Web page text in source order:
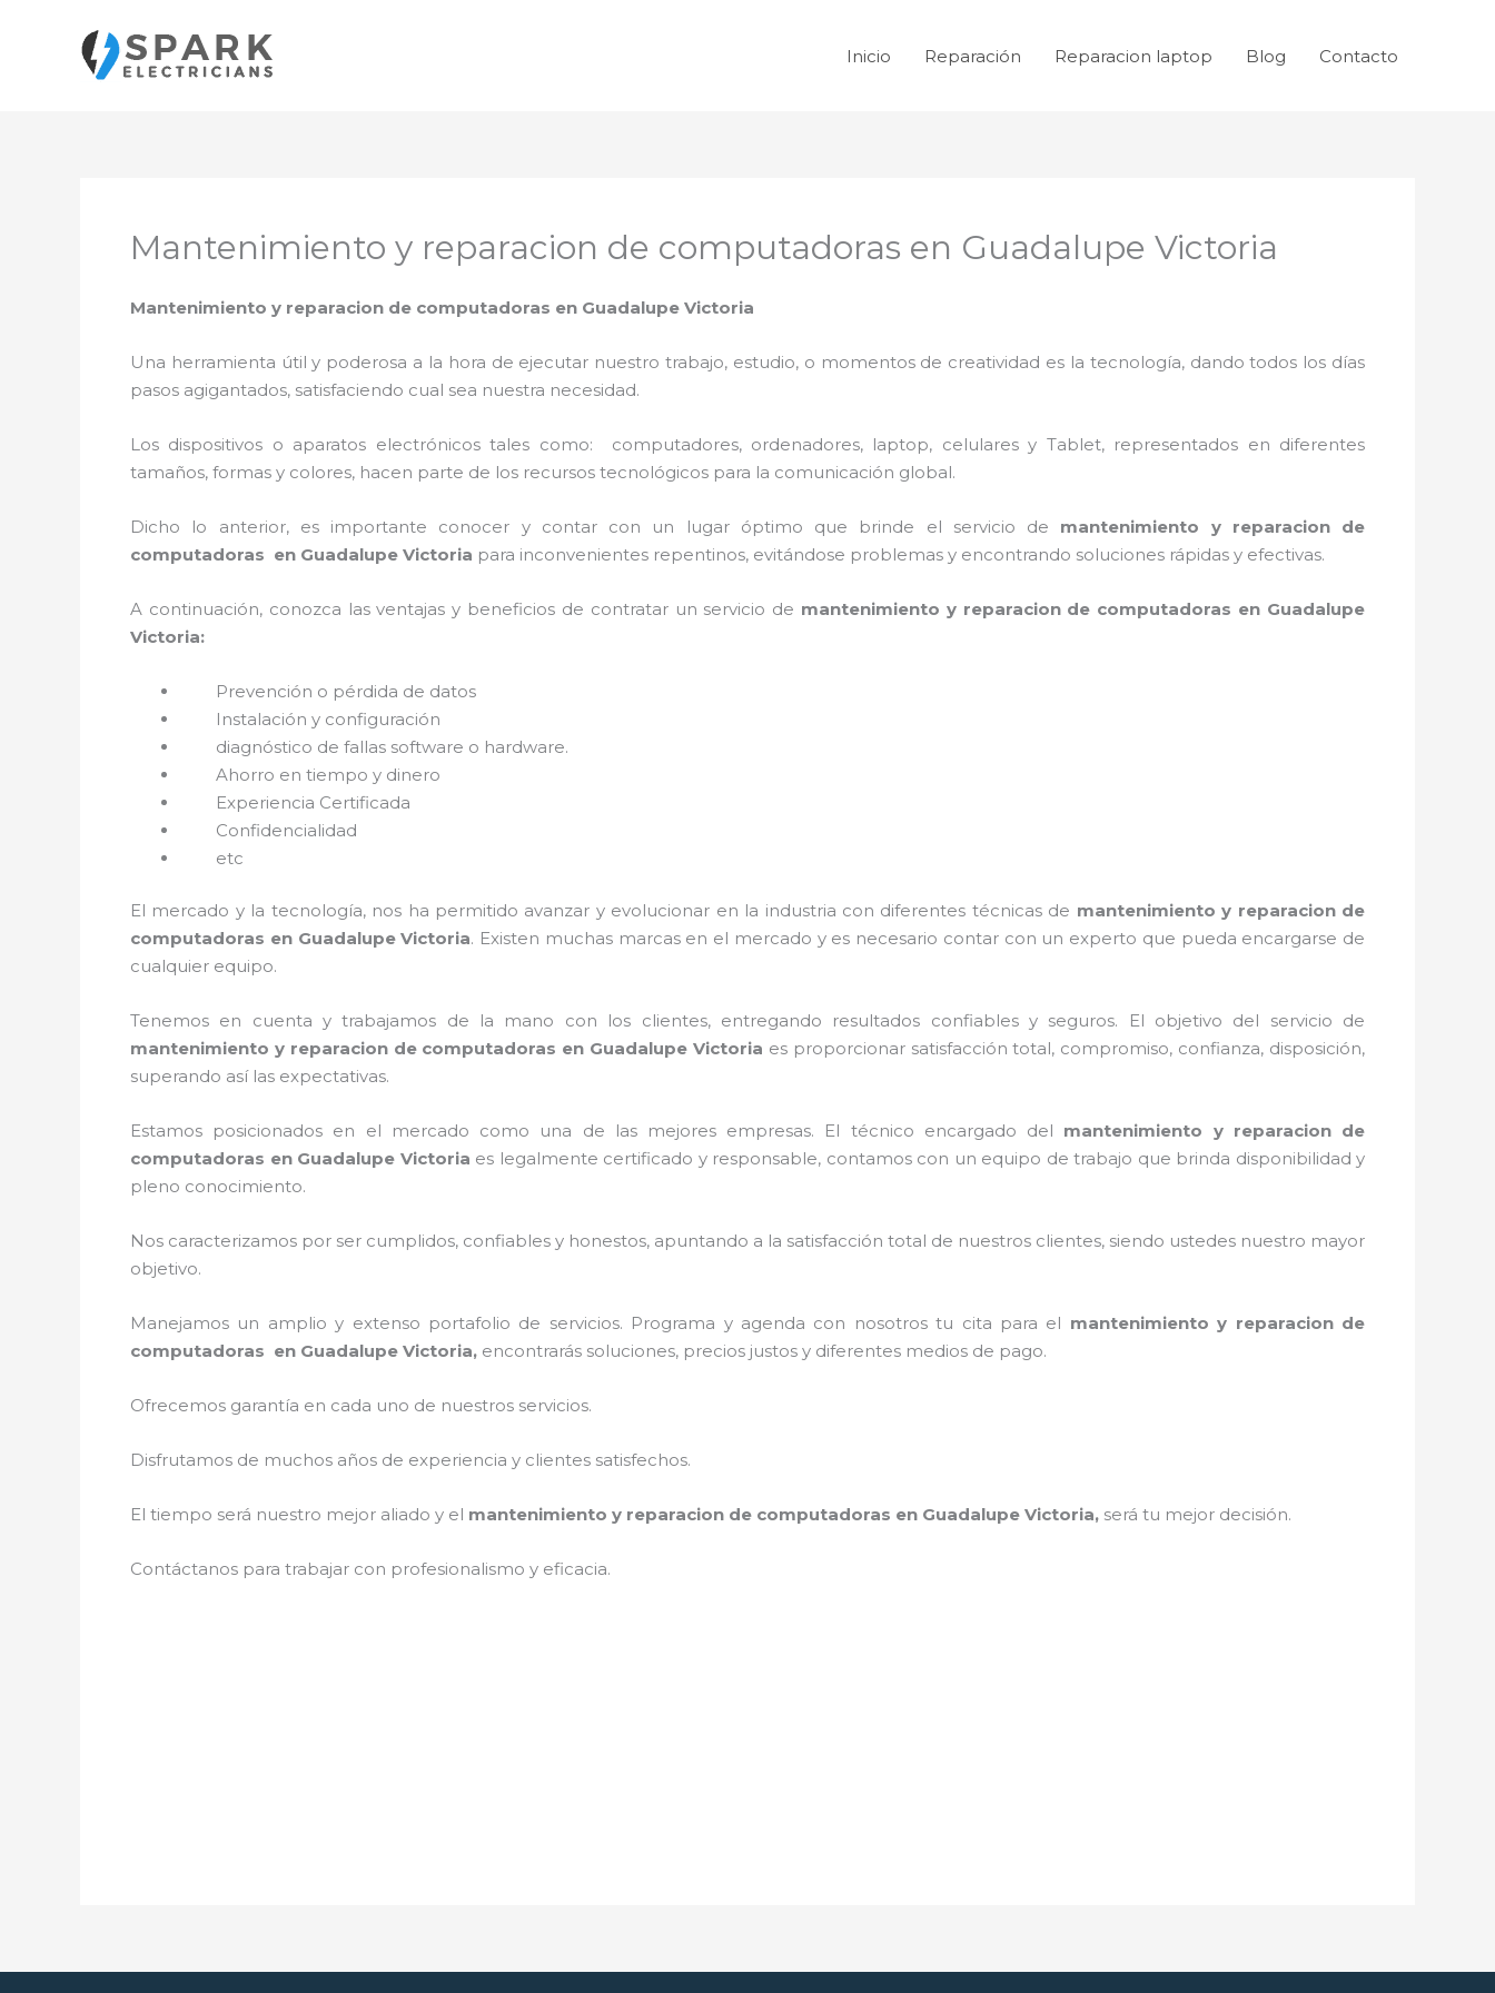
contenido
Inicio Reparación Reparacion laptop Blog Contacto
Mantenimiento y reparacion de computadoras en Guadalupe Victoria
Mantenimiento y reparacion de computadoras en Guadalupe Victoria
Una herramienta útil y poderosa a la hora de ejecutar nuestro trabajo, estudio, o momentos de creatividad es la tecnología, dando todos los días
pasos agigantados, satisfaciendo cual sea nuestra necesidad.
Los dispositivos o aparatos electrónicos tales como: computadores, ordenadores, laptop, celulares y Tablet, representados en diferentes
tamaños, formas y colores, hacen parte de los recursos tecnológicos para la comunicación global.
Dicho lo anterior, es importante conocer y contar con un lugar óptimo que brinde el servicio de mantenimiento y reparacion de
computadoras en Guadalupe Victoria para inconvenientes repentinos, evitándose problemas y encontrando soluciones rápidas y efectivas.
A continuación, conozca las ventajas y beneficios de contratar un servicio de mantenimiento y reparacion de computadoras en Guadalupe
Victoria:
Prevención o pérdida de datos
Instalación y configuración
diagnóstico de fallas software o hardware.
Ahorro en tiempo y dinero
Experiencia Certificada
Confidencialidad
etc
El mercado y la tecnología, nos ha permitido avanzar y evolucionar en la industria con diferentes técnicas de mantenimiento y reparacion de
computadoras en Guadalupe Victoria. Existen muchas marcas en el mercado y es necesario contar con un experto que pueda encargarse de
cualquier equipo.
Tenemos en cuenta y trabajamos de la mano con los clientes, entregando resultados confiables y seguros. El objetivo del servicio de
mantenimiento y reparacion de computadoras en Guadalupe Victoria es proporcionar satisfacción total, compromiso, confianza, disposición,
superando así las expectativas.
Estamos posicionados en el mercado como una de las mejores empresas. El técnico encargado del mantenimiento y reparacion de
computadoras en Guadalupe Victoria es legalmente certificado y responsable, contamos con un equipo de trabajo que brinda disponibilidad y
pleno conocimiento.
Nos caracterizamos por ser cumplidos, confiables y honestos, apuntando a la satisfacción total de nuestros clientes, siendo ustedes nuestro mayor
objetivo.
Manejamos un amplio y extenso portafolio de servicios. Programa y agenda con nosotros tu cita para el mantenimiento y reparacion de
computadoras en Guadalupe Victoria, encontrarás soluciones, precios justos y diferentes medios de pago.
Ofrecemos garantía en cada uno de nuestros servicios.
Disfrutamos de muchos años de experiencia y clientes satisfechos.
El tiempo será nuestro mejor aliado y el mantenimiento y reparacion de computadoras en Guadalupe Victoria, será tu mejor decisión.
Contáctanos para trabajar con profesionalismo y eficacia.